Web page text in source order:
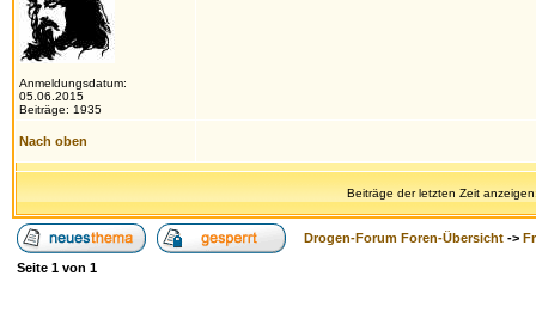
Anmeldungsdatum:
05.06.2015
Beiträge: 1935
Nach oben
Beiträge der letzten Zeit
Drogen-Forum Foren-Übersicht ->
Seite 1 von 1